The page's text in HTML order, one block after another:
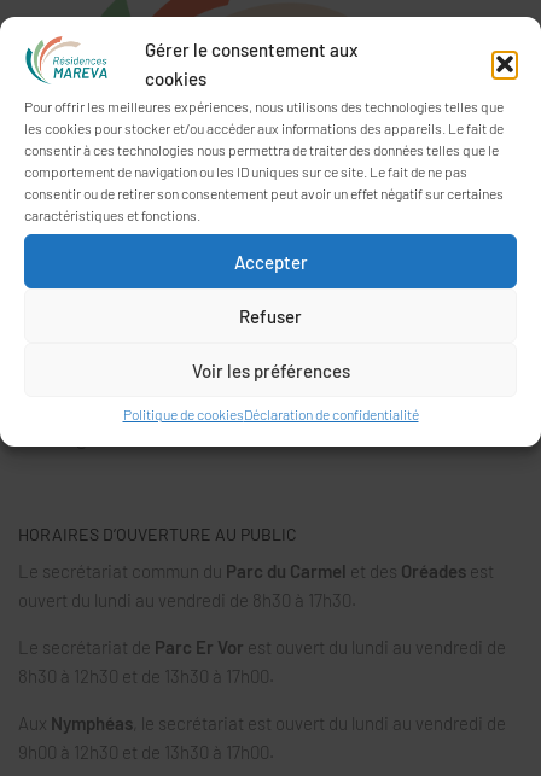
Gérer le consentement aux
cookies
Pour offrir les meilleures expériences, nous utilisons des technologies telles que
les cookies pour stocker et/ou accéder aux informations des appareils. Le fait de
consentir à ces technologies nous permettra de traiter des données telles que le
comportement de navigation ou les ID uniques sur ce site. Le fait de ne pas
consentir ou de retirer son consentement peut avoir un effet négatif sur certaines
caractéristiques et fonctions.
Accepter
Refuser
Voir les préférences
Politique de cookiesDéclaration de confidentialité
02 97 46 43 54
HORAIRES D’OUVERTURE AU PUBLIC
Le secrétariat commun du Parc du Carmel et des Oréades est
ouvert du lundi au vendredi de 8h30 à 17h30.
Le secrétariat de Parc Er Vor est ouvert du lundi au vendredi de
8h30 à 12h30 et de 13h30 à 17h00.
Aux Nymphéas , le secrétariat est ouvert du lundi au vendredi de
9h00 à 12h30 et de 13h30 à 17h00.